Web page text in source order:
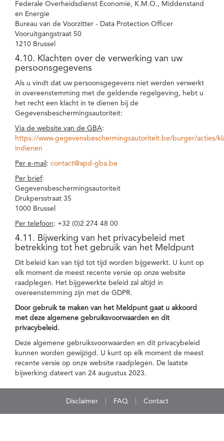
Federale Overheidsdienst Economie, K.M.O., Middenstand
en Energie
Bureau van de Voorzitter - Data Protection Officer
Vooruitgangstraat 50
1210 Brussel
4.10. Klachten over de verwerking van uw
persoonsgegevens
Als u vindt dat uw persoonsgegevens niet werden verwerkt
in overeenstemming met de geldende regelgeving, hebt u
het recht een klacht in te dienen bij de
Gegevensbeschermingsautoriteit:
Via de website van de GBA:
https://www.gegevensbeschermingsautoriteit.be/burger/acties/
indienen
Per e-mail : contact@apd-gba.be
Per brief:
Gegevensbeschermingsautoriteit
Drukpersstraat 35
1000 Brussel
Per telefoon: +32 (0)2 274 48 00
4.11. Bijwerking van het privacybeleid met
betrekking tot het gebruik van het Meldpunt
Dit beleid kan van tijd tot tijd worden bijgewerkt. U kunt op
elk moment de meest recente versie op onze website
raadplegen. Het bijgewerkte beleid zal altijd in
overeenstemming zijn met de GDPR.
Door gebruik te maken van het Meldpunt gaat u akkoord
met deze algemene gebruiksvoorwaarden en dit
privacybeleid.
Deze algemene gebruiksvoorwaarden en dit privacybeleid
kunnen worden gewijzigd. U kunt op elk moment de meest
recente versie op onze website raadplegen. De laatste
bijwerking dateert van 24 augustus 2023.
Disclaimer FAQ Contact